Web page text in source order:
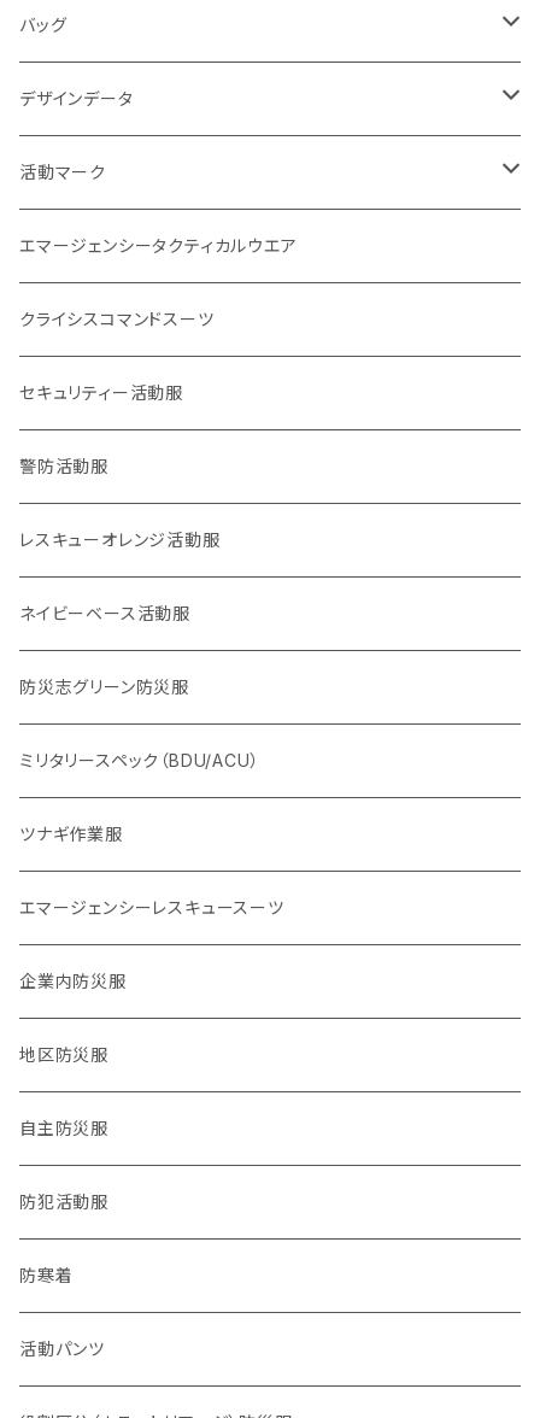
災害時支援
サバイバルゲーム
企画室
災害時医療情報カード
POLICE
映画
活動証
身分証
オフィシャル
バッグ
キャラクター
刺繍パッチ
1点もの
デザインデータ
活動マーク
POLICE EYE
災害事案別
2017九州北部豪雨
2018西日本豪雨
2016,4熊本地震
2024,1,1 能登半島地震
2024.9,21 能登北部豪雨
チャリティマーク
KOKONI KITE
オールジャパン支援
活動マーク
トレードマーク
ロイヤリティマーク
通信系
操作・資格・技術・技能系
車両系
重機系
体力系
ヘルプセンター系
物資系
サバイバル系
タクティカル系
医療系
公職バックアップ系
防犯・防災警戒系
チーム系
動物系
エマージェンシータクティカルウエア
クライシスコマンドスーツ
セキュリティー活動服
警防活動服
レスキューオレンジ活動服
ネイビーベース活動服
防災志グリーン防災服
ミリタリースペック（BDU/ACU）
ツナギ作業服
エマージェンシーレスキュースーツ
企業内防災服
地区防災服
自主防災服
防犯活動服
防寒着
活動パンツ